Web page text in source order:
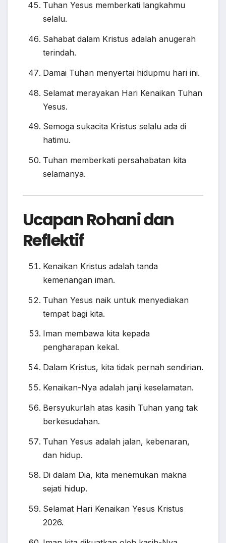
Tuhan Yesus memberkati langkahmu
selalu.
Sahabat dalam Kristus adalah anugerah
terindah.
Damai Tuhan menyertai hidupmu hari ini.
Selamat merayakan Hari Kenaikan Tuhan
Yesus.
Semoga sukacita Kristus selalu ada di
hatimu.
Tuhan memberkati persahabatan kita
selamanya.
Ucapan Rohani dan
Reflektif
Kenaikan Kristus adalah tanda
kemenangan iman.
Tuhan Yesus naik untuk menyediakan
tempat bagi kita.
Iman membawa kita kepada
pengharapan kekal.
Dalam Kristus, kita tidak pernah sendirian.
Kenaikan-Nya adalah janji keselamatan.
Bersyukurlah atas kasih Tuhan yang tak
berkesudahan.
Tuhan Yesus adalah jalan, kebenaran,
dan hidup.
Di dalam Dia, kita menemukan makna
sejati hidup.
Selamat Hari Kenaikan Yesus Kristus
2026.